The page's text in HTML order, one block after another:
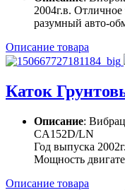
2004г.в.
разумный авто-
Описание товара
Каток
Описание:
CA152D/LN
Год выпуска 2002г.
Мощность
Описание товара